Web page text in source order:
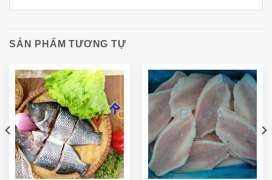
SẢN PHẨM TƯƠNG TỰ